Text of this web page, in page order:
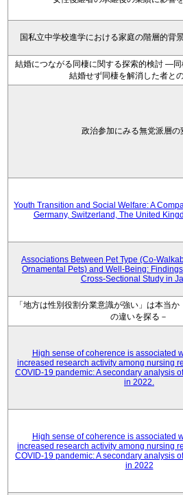
国私立中学校進学における家庭の階層的背
結婚につながる同棲に関する探索的検討 ―同
結婚せず同棲を解消した者と
政治参加にみる無党派層の
Youth Transition and Social Welfare: A
Germany, Switzerland, The United
Associations Between Pet Type (Co-
Ornamental Pets) and Well-Being:
Cross-Sectional Study in
「地方は性別役割分業意識が強い」は本当
の違いを探る－
High sense of coherence is associated
increased research activity among nursing
COVID-19 pandemic: A secondary analysis
in 2022.
High sense of coherence is associated
increased research activity among nursing
COVID-19 pandemic: A secondary analysis
in 2022